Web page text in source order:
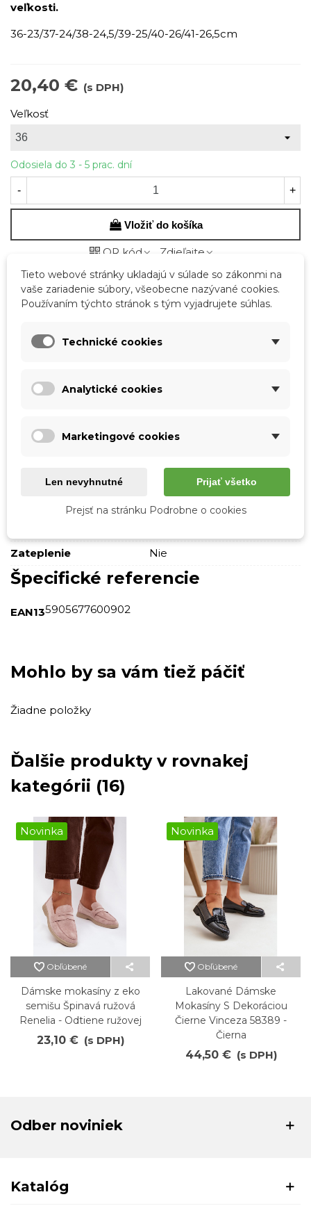
veľkosti.
36-23/37-24/38-24,5/39-25/40-26/41-26,5cm
20,40 € (s DPH)
Veľkosť
Odosiela do 3 - 5 prac. dní
- +
Vložiť do košíka
QR kód Zdieľajte
Kód: 44424-19
Značka: Boto
Podrobnosti o produkte
Typ podpätku
Bez podpätku
Vonkajší materiál
Semišová ekokoža
Zateplenie
Nie
Špecifické referencie
EAN135905677600902
Mohlo by sa vám tiež páčiť
Žiadne položky
Ďalšie produkty v rovnakej
kategórii (16)
Novinka
Obľúbené
Dámske mokasíny z eko
semišu Špinavá ružová
Renelia - Odtiene ružovej
23,10 € (s DPH)
Novinka
Obľúbené
Lakované Dámske
Mokasíny S Dekoráciou
Čierne Vinceza 58389 -
Čierna
44,50 € (s DPH)
Odber noviniek
Katalóg
Tieto webové stránky ukladajú v súlade so zákonmi na
vaše zariadenie súbory, všeobecne nazývané cookies.
Používaním týchto stránok s tým vyjadrujete súhlas.
Technické cookies
Analytické cookies
Marketingové cookies
Len nevyhnutné Prijať všetko
Prejsť na stránku Podrobne o cookies